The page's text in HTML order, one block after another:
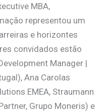
MBA,
representou um
e horizontes
convidados estão
Manager |
Ana Carolas
EMEA, Straumann
Grupo Moneris) e